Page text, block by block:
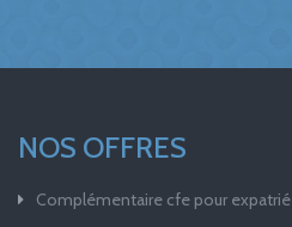
NOS OFFRES
Complémentaire cfe pour expatrié